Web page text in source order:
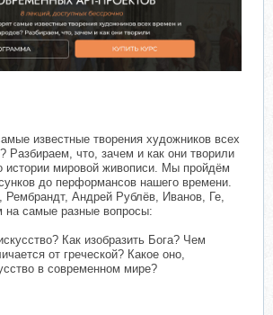
известные творения художников всех
Разбираем, что, зачем и как они творили
истории мировой живописи. Мы пройдём
до перформансов нашего времени.
Андрей Рублёв, Иванов, Ге,
на самые разные вопросы:
Как изобразить Бога? Чем
от греческой? Какое оно,
в современном мире?